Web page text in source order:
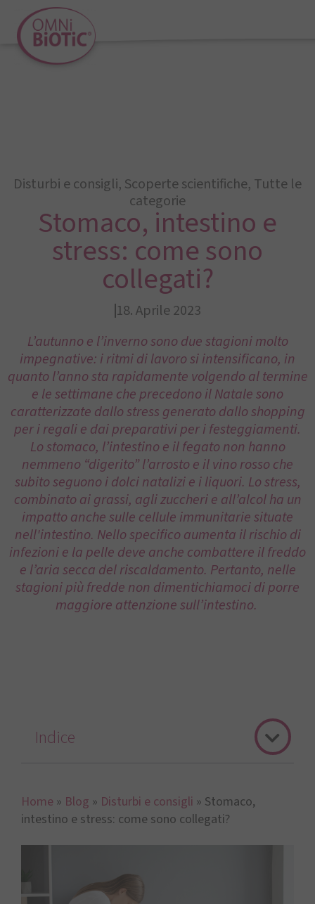
Disturbi e consigli, Scoperte scientifiche, Tutte le
categorie
Stomaco, intestino e
stress: come sono
collegati?
18. Aprile 2023
L’autunno e l’inverno sono due stagioni molto
impegnative: i ritmi di lavoro si intensificano, in
quanto l’anno sta rapidamente volgendo al termine
e le settimane che precedono il Natale sono
caratterizzate dallo stress generato dallo shopping
per i regali e dai preparativi per i festeggiamenti.
Lo stomaco, l’intestino e il fegato non hanno
nemmeno “digerito” l’arrosto e il vino rosso che
subito seguono i dolci natalizi e i liquori. Lo stress,
combinato ai grassi, agli zuccheri e all’alcol ha un
impatto anche sulle cellule immunitarie situate
nell'intestino. Nello specifico aumenta il rischio di
infezioni e la pelle deve anche combattere il freddo
e l’aria secca del riscaldamento. Pertanto, nelle
stagioni più fredde non dimentichiamoci di porre
maggiore attenzione sull’intestino.
Home » Blog » Disturbi e consigli » Stomaco,
intestino e stress: come sono collegati?
Indice